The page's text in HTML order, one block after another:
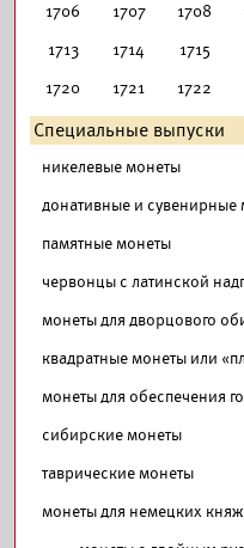
1706
1707 1708
1713
1714 1715
1720
1721 1722
Специальные выпуски
никелевые монеты
донативные и сувенирные
памятные монеты
червонцы с латинской
монеты для дворцового
квадратные монеты или
монеты для обеспечения
сибирские монеты
таврические монеты
монеты для немецких